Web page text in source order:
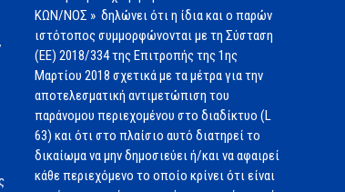
ΚΩΝ/ΝΟΣ » δηλώνει ότι η ίδια και ο παρών
ιστότοπος συμμορφώνονται με τη Σύσταση
(ΕΕ) 2018/334 της Επιτροπής της 1ης
Μαρτίου 2018 σχετικά με τα μέτρα για την
αποτελεσματική αντιμετώπιση του
παράνομου περιεχομένου στο διαδίκτυο (L
63) και ότι στο πλαίσιο αυτό διατηρεί το
δικαίωμα να μην δημοσιεύει ή/και να αφαιρεί
κάθε περιεχόμενο το οποίο κρίνει ότι είναι